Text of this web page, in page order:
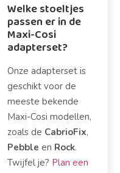
Welke stoeltjes
passen er in de
Maxi-Cosi
adapterset?
Onze adapterset is
geschikt voor de
meeste bekende
Maxi-Cosi modellen,
zoals de CabrioFix,
Pebble en Rock.
Twijfel je? Plan een